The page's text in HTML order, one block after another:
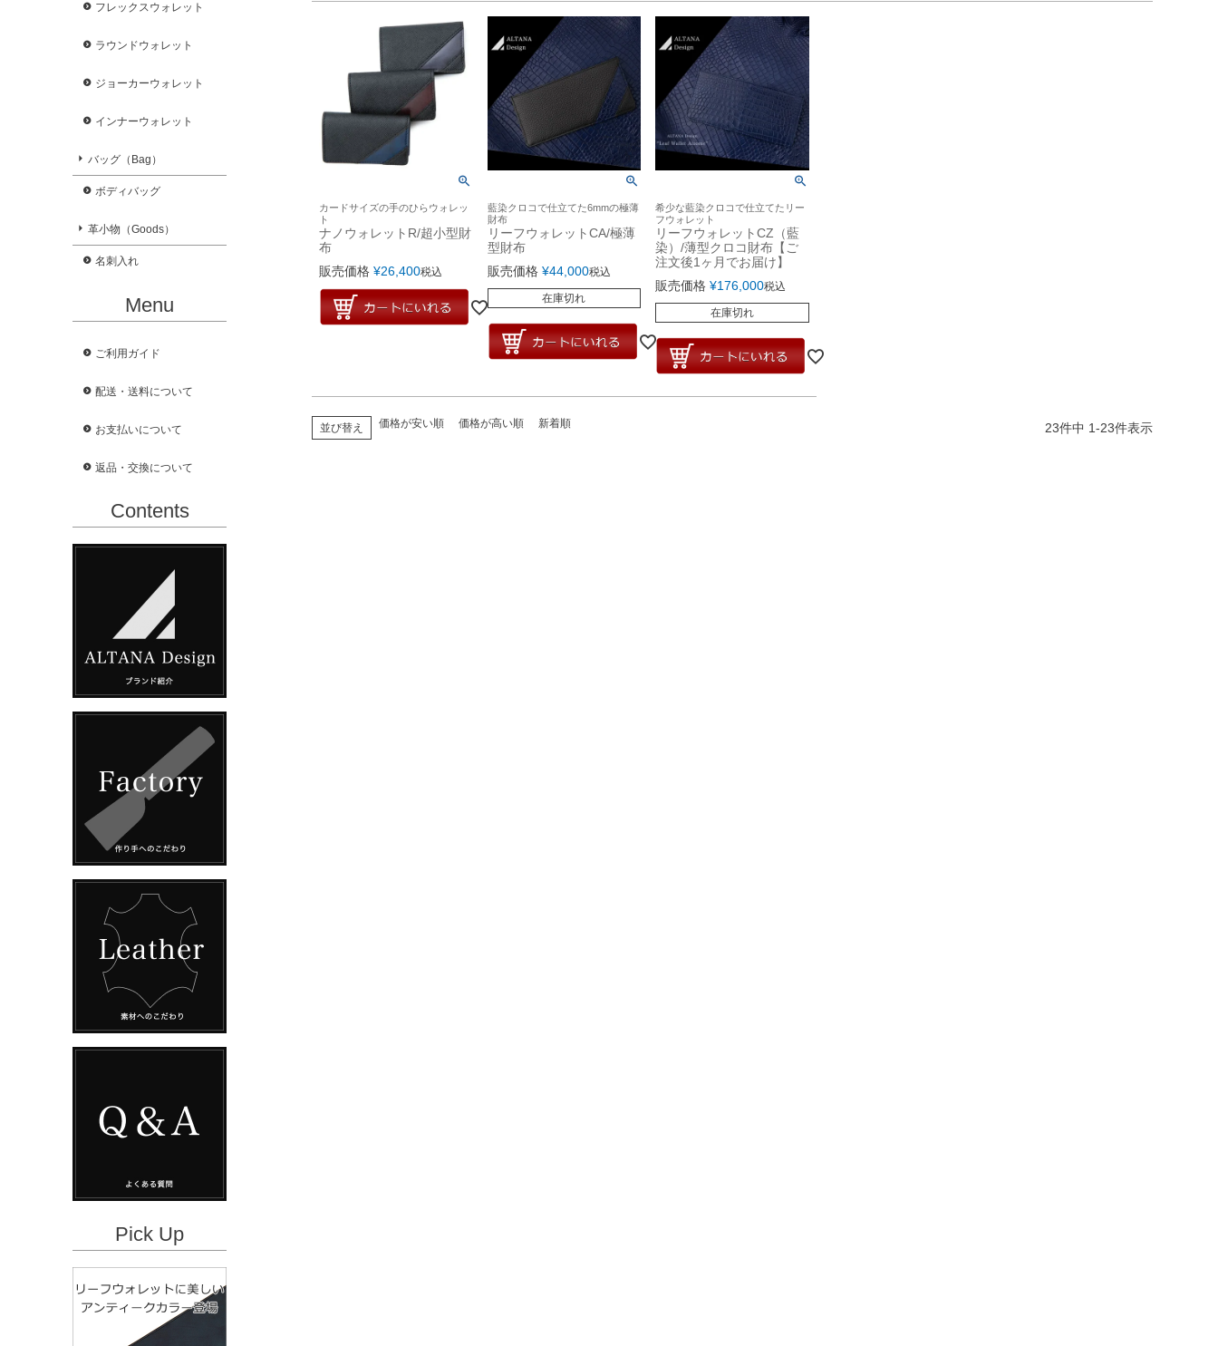
フレックスウォレット
ラウンドウォレット
ジョーカーウォレット
インナーウォレット
バッグ（Bag）
ボディバッグ
革小物（Goods）
名刺入れ
Menu
ご利用ガイド
配送・送料について
お支払いについて
返品・交換について
Contents
Pick Up
カードサイズの手のひらウォレッ
ト
ナノウォレットR/超小型財
布
販売価格 ¥26,400税込
藍染クロコで仕立てた6mmの極薄
財布
リーフウォレットCA/極薄
型財布
販売価格 ¥44,000税込
在庫切れ
希少な藍染クロコで仕立てたリー
フウォレット
リーフウォレットCZ（藍
染）/薄型クロコ財布【ご
注文後1ヶ月でお届け】
販売価格 ¥176,000税込
在庫切れ
並び替え 価格が安い順 価格が高い順 新着順 23件中 1-23件表示